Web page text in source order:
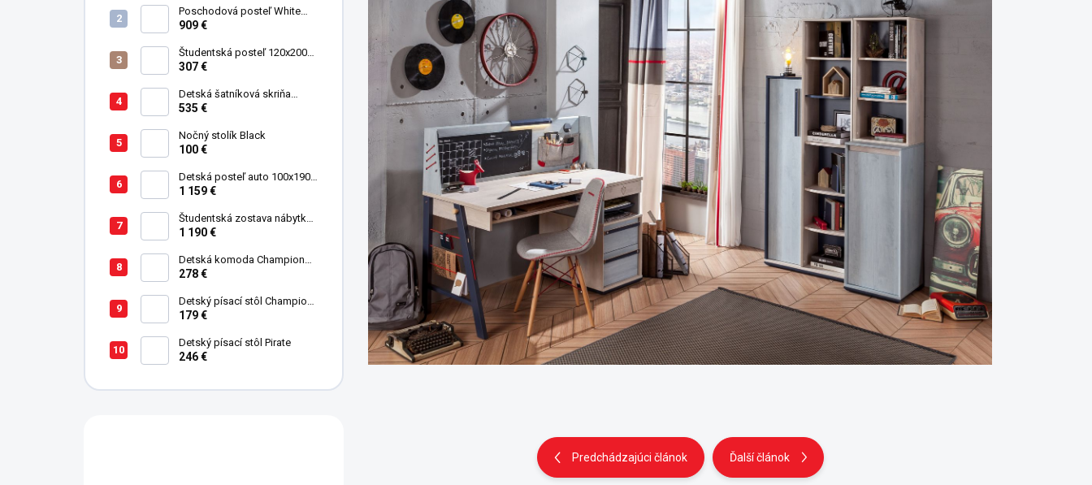
Poschodová posteľ White
Studio pre 3 deti 90x200 cm s
909 €
Študentská posteľ 120x200
cm Black
307 €
Detská šatníková skriňa
trojdverová Pirate
535 €
Nočný stolík Black
100 €
Detská posteľ auto 100x190
cm GTE čierna
1 159 €
Študentská zostava nábytku
Trio
1 190 €
Detská komoda Champion
Racer
278 €
Detský písací stôl Champion
Racer
179 €
Detský písací stôl Pirate
246 €
Predchádzajúci článok Ďalší článok